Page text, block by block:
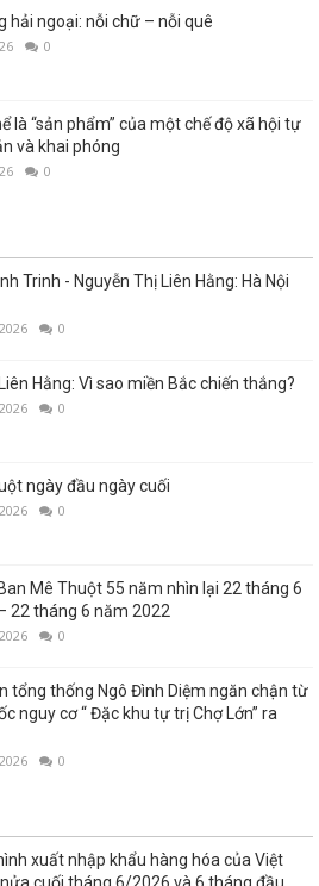
hải ngoại: nỗi chữ – nỗi quê
0
là “sản phẩm” của một chế độ xã hội tự
và khai phóng
0
Trinh - Nguyễn Thị Liên Hằng: Hà Nội
0
Hằng: Vì sao miền Bắc chiến thắng?
0
ngày đầu ngày cuối
0
Mê Thuột 55 năm nhìn lại 22 tháng 6
22 tháng 6 năm 2022
0
tổng thống Ngô Đình Diệm ngăn chận từ
nguy cơ “ Đặc khu tự trị Chợ Lớn” ra
0
xuất nhập khẩu hàng hóa của Việt